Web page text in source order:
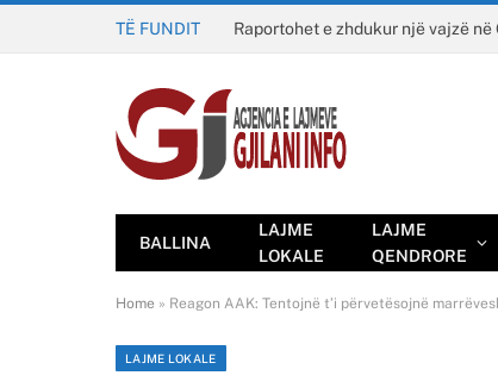
TË FUNDIT Raportohet e zhdukur një vajzë në
BALLINA
LAJME
LOKALE
LAJME
QENDRORE
Home » Reagon AAK: Tentojnë t’i përvetësojnë
LAJME LOKALE